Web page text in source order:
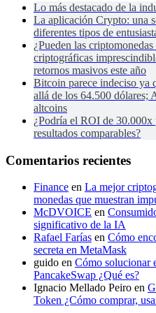
Lo más destacado de la
La aplicación Crypto: una
diferentes tipos de
¿Pueden las
criptográficas
retornos masivos este año
Bitcoin parece indeciso ya
allá de los 64.500 dólares;
altcoins
¿Podría el ROI de
resultados comparables?
Comentarios recientes
Finance en La mejor
monedas que muestran
McDVOICE en
significativo de la IA
Rafael Farías en Cómo
secreta en MetaMask
guido en Cómo solucionar
PancakeSwap ¿Qué es?
Ignacio Mellado Peiro en
Token ¿Cómo comprar,